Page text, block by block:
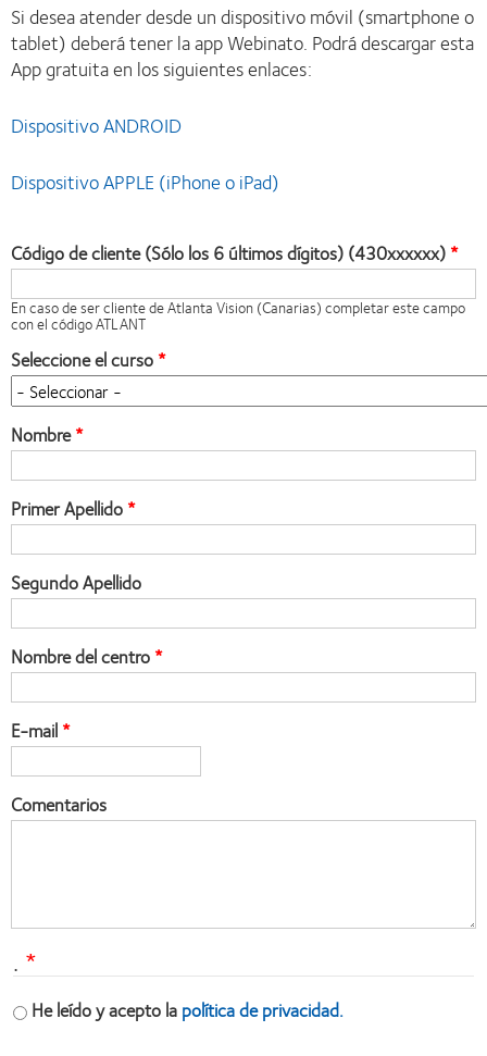
Si desea atender desde un dispositivo móvil (smartphone o
tablet) deberá tener la app Webinato. Podrá descargar esta
App gratuita en los siguientes enlaces:
Dispositivo ANDROID
Dispositivo APPLE (iPhone o iPad)
Código de cliente (Sólo los 6 últimos dígitos) (430xxxxxx)
En caso de ser cliente de Atlanta Vision (Canarias) completar este campo
con el código ATLANT
Seleccione el curso
Nombre
Primer Apellido
Segundo Apellido
Nombre del centro
E-mail
Comentarios
.
He leído y acepto lapolítica de privacidad.